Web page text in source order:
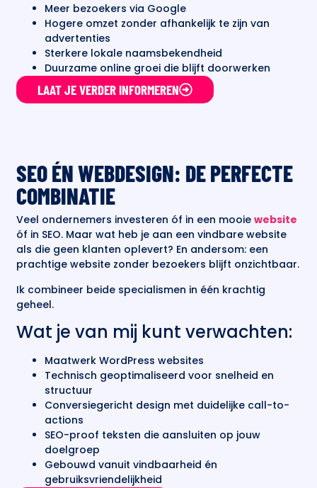
Meer bezoekers via Google
Hogere omzet zonder afhankelijk te zijn van
advertenties
Sterkere lokale naamsbekendheid
Duurzame online groei die blijft doorwerken
LAAT JE VERDER INFORMEREN
SEO ÉN WEBDESIGN: DE PERFECTE
COMBINATIE
Veel ondernemers investeren óf in een mooiewebsite
óf in SEO. Maar wat heb je aan een vindbare website
als die geen klanten oplevert? En andersom: een
prachtige website zonder bezoekers blijft onzichtbaar.
Ik combineer beide specialismen in één krachtig
geheel.
Wat je van mij kunt verwachten:
Maatwerk WordPress websites
Technisch geoptimaliseerd voor snelheid en
structuur
Conversiegericht design met duidelijke call-to-
actions
SEO-proof teksten die aansluiten op jouw
doelgroep
Gebouwd vanuit vindbaarheid én
gebruiksvriendelijkheid